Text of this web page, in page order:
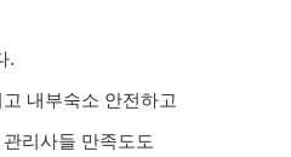
.
내부숙소 안전하고
리사들 만족도도